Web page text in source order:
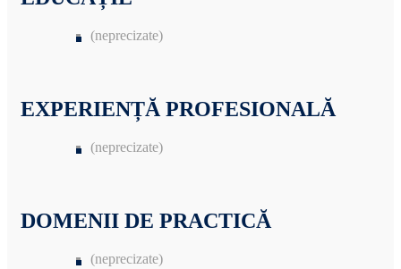
(neprecizate)
EXPERIENȚĂ PROFESIONALĂ
(neprecizate)
DOMENII DE PRACTICĂ
(neprecizate)